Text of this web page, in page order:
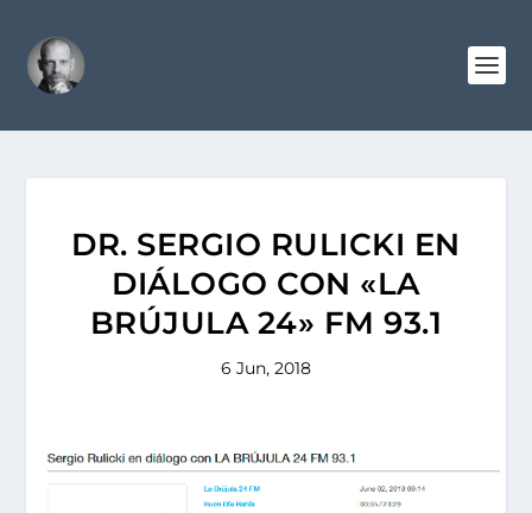
DR. SERGIO RULICKI EN
DIÁLOGO CON «LA
BRÚJULA 24» FM 93.1
6 Jun, 2018